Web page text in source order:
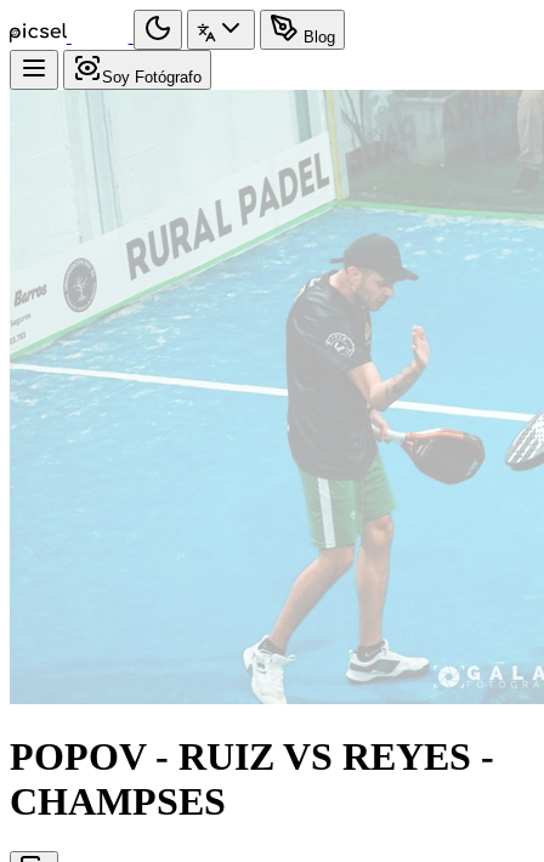
Blog
Soy Fotógrafo
POPOV - RUIZ VS REYES -
CHAMPSES